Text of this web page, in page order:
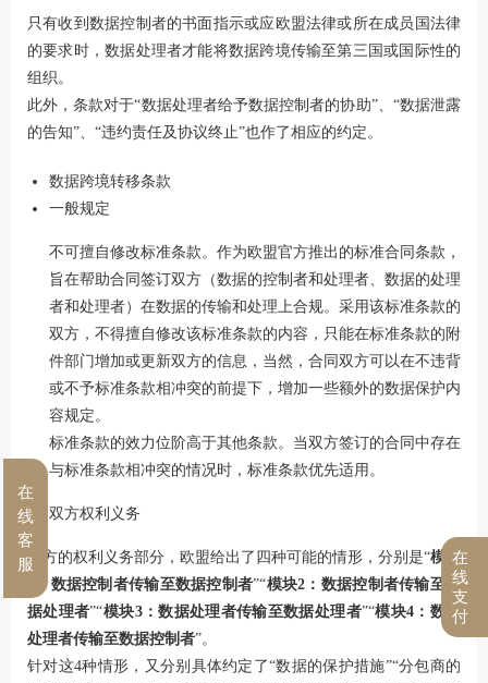
只有收到数据控制者的书面指示或应欧盟法律或所在成员国法律
的要求时，数据处理者才能将数据跨境传输至第三国或国际性的
组织。
此外，条款对于“数据处理者给予数据控制者的协助”、“数据泄露
的告知”、“违约责任及协议终止”也作了相应的约定。
数据跨境转移条款
一般规定
不可擅自修改标准条款。作为欧盟官方推出的标准合同条款，
旨在帮助合同签订双方（数据的控制者和处理者、数据的处理
者和处理者）在数据的传输和处理上合规。采用该标准条款的
双方，不得擅自修改该标准条款的内容，只能在标准条款的附
件部门增加或更新双方的信息，当然，合同双方可以在不违背
或不予标准条款相冲突的前提下，增加一些额外的数据保护内
容规定。
标准条款的效力位阶高于其他条款。当双方签订的合同中存在
与标准条款相冲突的情况时，标准条款优先适用。
双方权利义务
双方的权利义务部分，欧盟给出了四种可能的情形，分别是“模块
1：数据控制者传输至数据控制者”“模块2：数据控制者传输至数
据处理者”“模块3：数据处理者传输至数据处理者”“模块4：数据
处理者传输至数据控制者”。
针对这4种情形，又分别具体约定了“数据的保护措施”“分包商的
在
线
客
服
在
线
支
付